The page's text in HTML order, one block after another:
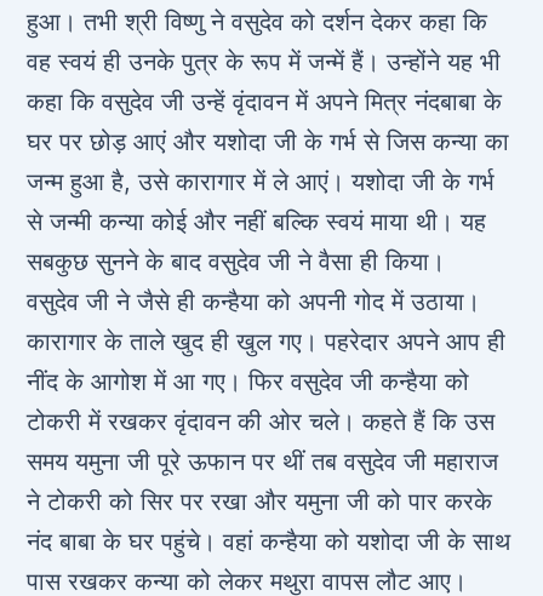
हुआ। तभी श्री विष्‍णु ने वसुदेव को दर्शन देकर कहा कि
वह स्‍वयं ही उनके पुत्र के रूप में जन्‍में हैं। उन्‍होंने यह भी
कहा कि वसुदेव जी उन्‍हें वृंदावन में अपने मित्र नंदबाबा के
घर पर छोड़ आएं और यशोदा जी के गर्भ से जिस कन्‍या का
जन्‍म हुआ है, उसे कारागार में ले आएं। यशोदा जी के गर्भ
से जन्‍मी कन्‍या कोई और नहीं बल्कि स्‍वयं माया थी। यह
सबकुछ सुनने के बाद वसुदेव जी ने वैसा ही किया।
वसुदेव जी ने जैसे ही कन्‍हैया को अपनी गोद में उठाया।
कारागार के ताले खुद ही खुल गए। पहरेदार अपने आप ही
नींद के आगोश में आ गए। फिर वसुदेव जी कन्‍हैया को
टोकरी में रखकर वृंदावन की ओर चले। कहते हैं कि उस
समय यमुना जी पूरे ऊफान पर थीं तब वसुदेव जी महाराज
ने टोकरी को सिर पर रखा और यमुना जी को पार करके
नंद बाबा के घर पहुंचे। वहां कन्‍हैया को यशोदा जी के साथ
पास रखकर कन्‍या को लेकर मथुरा वापस लौट आए।